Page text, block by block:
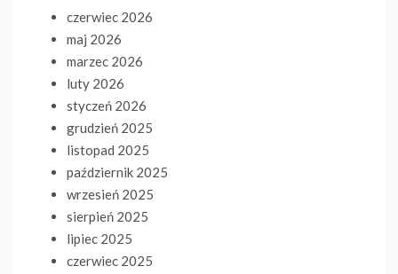
czerwiec 2026
maj 2026
marzec 2026
luty 2026
styczeń 2026
grudzień 2025
listopad 2025
październik 2025
wrzesień 2025
sierpień 2025
lipiec 2025
czerwiec 2025